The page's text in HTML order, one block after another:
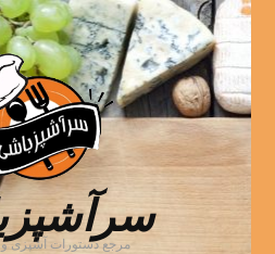
مرجع دستورات آشپزی